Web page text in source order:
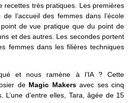
recettes très pratiques. Les premières
l’accueil des femmes dans l’école
de vue pratique que du point de
et des autres. Les secondes portent
femmes dans les filières techniques
et nous ramène à l’IA ? Cette
de Magic Makersavec ses cinq
d’entre elles, Tara, âgée de 15